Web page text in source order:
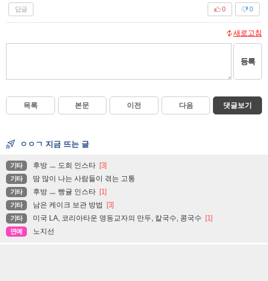
답글 0
0
새로고침
등록
목록 본문 이전 다음 댓글보기
ㅇㅇㄱ 지금 뜨는 글
기타 후방 ㅡ 도희 인스타 [3]
기타 땀 많이 나는 사람들이 겪는 고통
기타 후방 ㅡ 빵귤 인스타 [1]
기타 남은 케이크 보관 방법 [3]
기타 미국 LA, 코리아타운 명동교자의 만두, 칼국수, 콩국수 [1]
연예 노지선